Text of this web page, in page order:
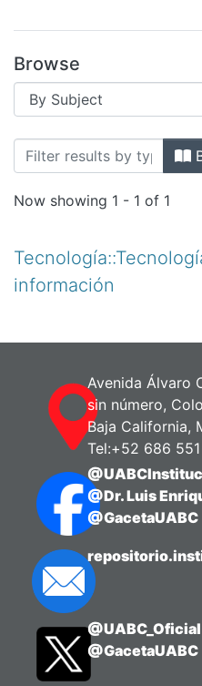
Browse
Browsing Ciencia
Now showing 1 - 1 of 1
información
Avenida Álvaro
sin número,
Baja California,
Tel:+52 686
@Dr. Luis
@GacetaUABC
@UABC_Oficial
@GacetaUABC